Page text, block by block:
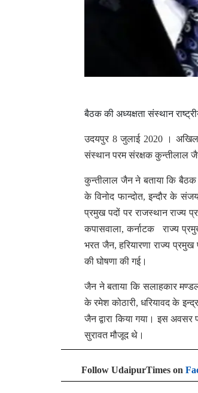
बैठक की अध्यक्षता संस्थान
उदयपुर 8 जुलाई 2020 । अखिल
संस्थान परम संरक्षक कुन्तीलाल
कुन्तीलाल जैन ने बताया कि बैठक
के विनोद फान्दोत, इन्दौर के
प्रमुख पदों पर राजस्थान राज्य
कपासवाला, कर्नाटक राज्य
भरत जैन, हरियारणा राज्य
की घोषणा की गई।
जैन ने बताया कि सलाहकार
के रमेश कोठारी, धरियावद के
जैन द्वारा किया गया। इस अवसर
सुरावत मौजूद थे।
Follow UdaipurTimes on